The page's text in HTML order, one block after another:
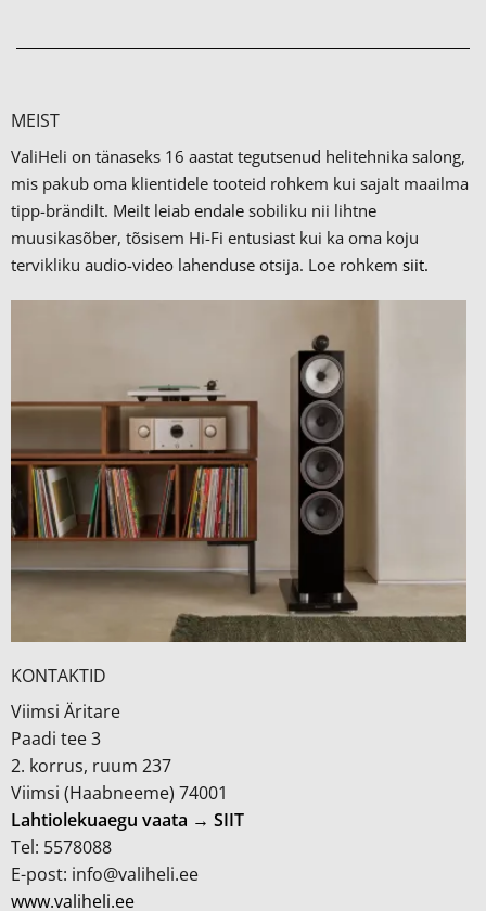
MEIST
ValiHeli on tänaseks 16 aastat tegutsenud helitehnika salong,
mis pakub oma klientidele tooteid rohkem kui sajalt maailma
tipp-brändilt. Meilt leiab endale sobiliku nii lihtne
muusikasõber, tõsisem Hi-Fi entusiast kui ka oma koju
tervikliku audio-video lahenduse otsija. Loe rohkem siit.
KONTAKTID
Viimsi Äritare
Paadi tee 3
2. korrus, ruum 237
Viimsi (Haabneeme) 74001
Lahtiolekuaegu vaata → SIIT
Tel: 5578088
E-post: info@valiheli.ee
www.valiheli.ee